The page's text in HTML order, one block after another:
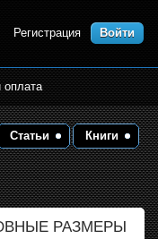
Регистрация Войти
оплата
Статьи Книги
РАЗМЕРЫ